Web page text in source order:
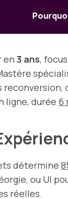
en 3 ans, focus
ligne, durée 6
détermine
ou UI
réelles.